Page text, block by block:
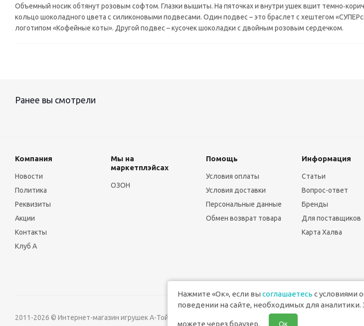
Объемный носик обтянут розовым софтом. Глазки вышиты. На пяточках и внутри ушек вшит
кольцо шоколадного цвета с силиконовыми подвесами. Один подвес – это браслет с хештегом
логотипом «Кофейные коты». Другой подвес – кусочек шоколадки с двойным розовым сердечком.
Ранее вы смотрели
Компания
Новости
Политика
Реквизиты
Акции
Контакты
Клуб А
Мы на
маркетплэйсах
ОЗОН
Помощь
Условия оплаты
Условия доставки
Персональные данные
Обмен возврат товара
Информация
Статьи
Вопрос-ответ
Бренды
Для поставщиков
Карта Халва
2011-2026 © Интернет-магазин игрушек А-Той
Нажмите «Ок», если вы соглашаетесь с условиями
поведении на сайте, необходимых для
можете через браузер. Ок